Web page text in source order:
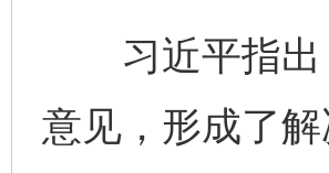
习近平指出
意见，形成了